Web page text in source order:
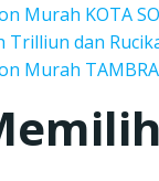
Murah KOTA
dan
Murah